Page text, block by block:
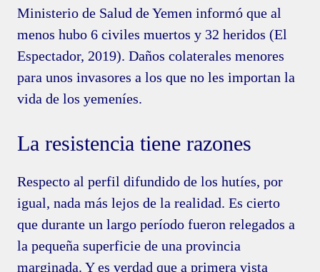
Ministerio de Salud de Yemen informó que al
menos hubo 6 civiles muertos y 32 heridos (El
Espectador, 2019). Daños colaterales menores
para unos invasores a los que no les importan la
vida de los yemeníes.
La resistencia tiene razones
Respecto al perfil difundido de los hutíes, por
igual, nada más lejos de la realidad. Es cierto
que durante un largo período fueron relegados a
la pequeña superficie de una provincia
marginada. Y es verdad que a primera vista